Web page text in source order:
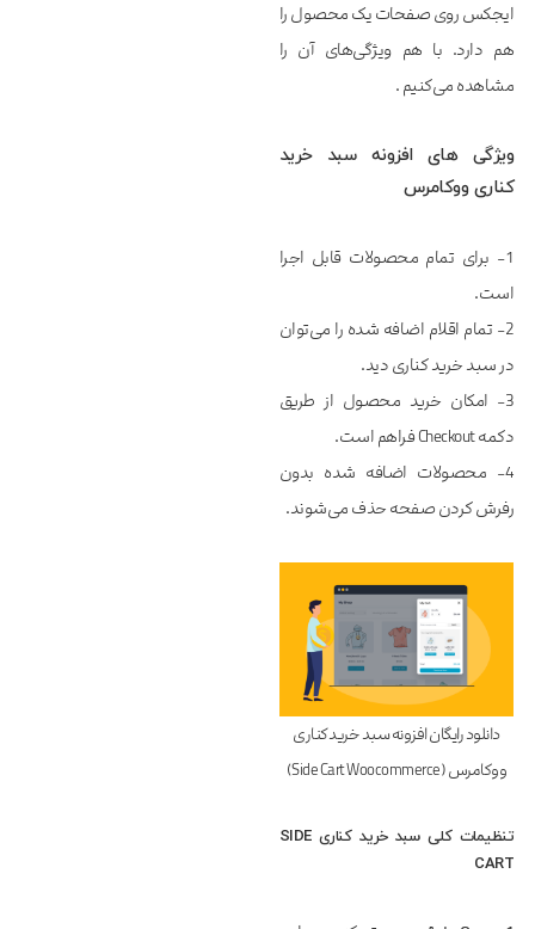
ایجکس روی صفحات یک محصول را
هم دارد. با هم ویژگی‌های آن را
مشاهده می‌کنیم .
ویژگی های افزونه سبد خرید
کناری ووکامرس
1- برای تمام محصولات قابل اجرا
است.
2- تمام اقلام اضافه‌ شده را می‌توان
در سبد خرید کناری دید.
3- امکان خرید محصول از طریق
دکمه Checkout‌ فراهم است.
4- محصولات اضافه شده بدون
رفرش کردن صفحه حذف می‌شوند.
دانلود رایگان افزونه سبد خرید کناری
ووکامرس (Side Cart Woocommerce)
تنظیمات کلی سبد خرید کناری SIDE
CART